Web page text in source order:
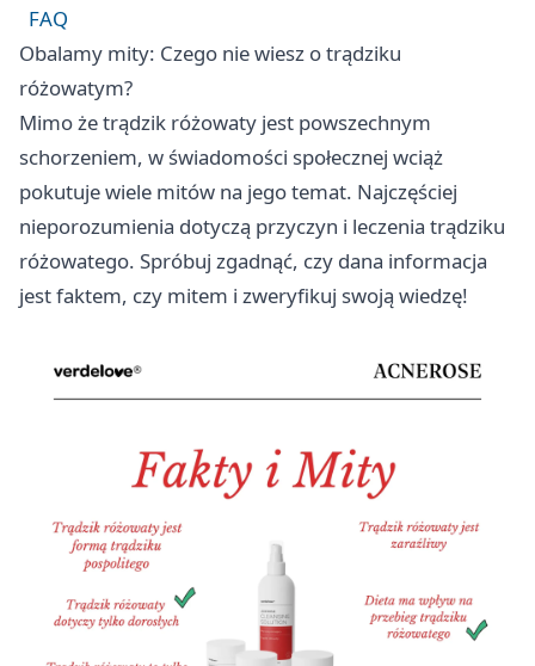
FAQ
Obalamy mity: Czego nie wiesz o trądziku
różowatym?
Mimo że trądzik różowaty jest powszechnym
schorzeniem, w świadomości społecznej wciąż
pokutuje wiele mitów na jego temat. Najczęściej
nieporozumienia dotyczą przyczyn i leczenia trądziku
różowatego. Spróbuj zgadnąć, czy dana informacja
jest faktem, czy mitem i zweryfikuj swoją wiedzę!